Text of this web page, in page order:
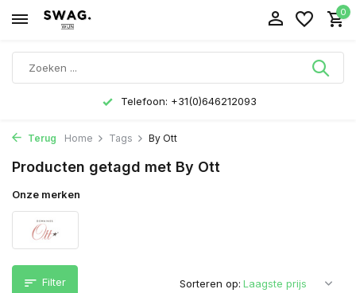
0
Telefoon: +31(0)646212093
Terug Home Tags By Ott
Producten getagd met By Ott
Onze merken
Filter Sorteren op: